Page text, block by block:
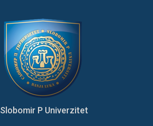
Slobomir P Univerzitet